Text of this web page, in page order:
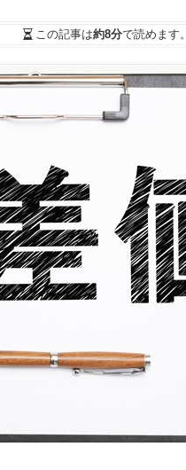
この記事は約8分で読めます。